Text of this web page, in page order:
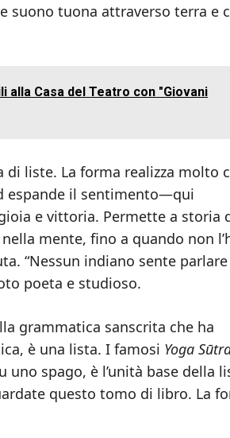
suono tuona attraverso terra e
alla Casa del Teatro con "Giovani
di liste. La forma realizza molto
espande il sentimento—qui
e vittoria. Permette a storia
mente, fino a quando non
“Nessun indiano sente
poeta e studioso.
grammatica sanscrita che ha
è una lista. I famosi Yoga
uno spago, è l’unità base della
questo tomo di libro. La